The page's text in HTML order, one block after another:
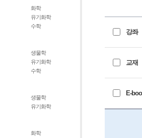
화학
유기화학
수학
생물학
유기화학
수학
생물학
유기화학
화학
강좌
교재
E-